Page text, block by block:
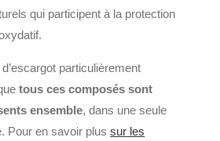
qui participent à la protection
particulièrement
tous ces composés sont
ensemble, dans une seule
Pour en savoir plussur les